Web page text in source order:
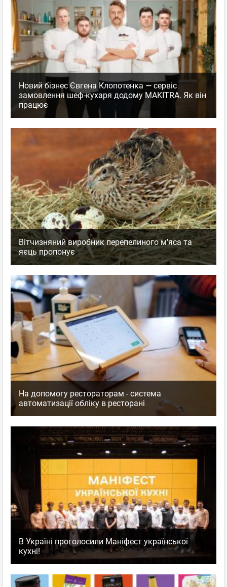
Новий бізнес Євгена Клопотенка — сервіс
замовлення шеф-кухаря додому MAKITRA. Як він
працює
Вітчизняний виробник перепелиного м'яса та
яєць пропонує
На допомогу рестораторам - система
автоматизації обліку в ресторані
В Україні проголосили Маніфест української
кухні!